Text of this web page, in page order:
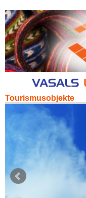
Tourismusobjekte